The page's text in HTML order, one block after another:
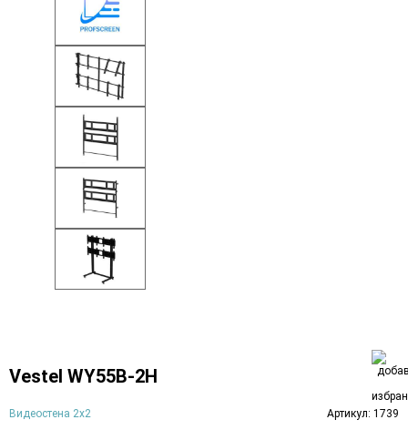
Vestel WY55B-2H
Видеостена 2x2 Артикул: 1739